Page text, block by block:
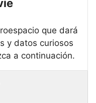
que dará
y datos curiosos
a continuación.